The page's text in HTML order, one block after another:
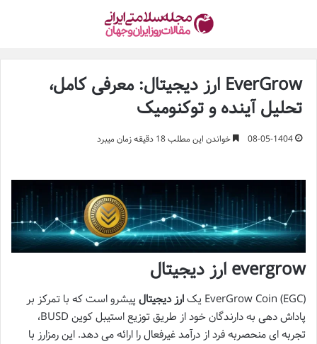
EverGrow ارز دیجیتال: معرفی کامل،
تحلیل آینده و توکنومیک
08-05-1404 خواندن این مطلب 18 دقیقه زمان میبرد
evergrow ارز دیجیتال
EverGrow Coin (EGC) یک ارز دیجیتال پیشرو است که با تمرکز بر
پاداش دهی به دارندگان خود از طریق توزیع استیبل کوین BUSD،
تجربه ای منحصربه فرد از درآمد غیرفعال را ارائه می دهد. این رمزارز با